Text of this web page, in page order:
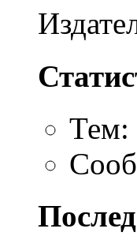
Тем: